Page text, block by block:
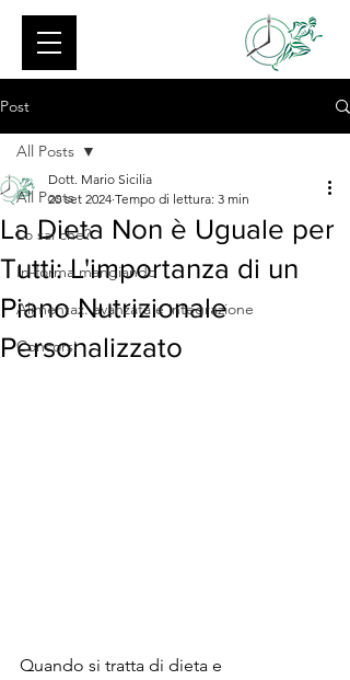
Post
All Posts
Lo sai che?
In-forma mangiando
Alimentaz. avanzata e integrazione
Concorsi
All Posts
La Dieta Non è Uguale per
Tutti: L'importanza di un
Piano Nutrizionale
Personalizzato
Dott. Mario Sicilia
20 set 2024 Tempo di lettura: 3 min
Quando si tratta di dieta e